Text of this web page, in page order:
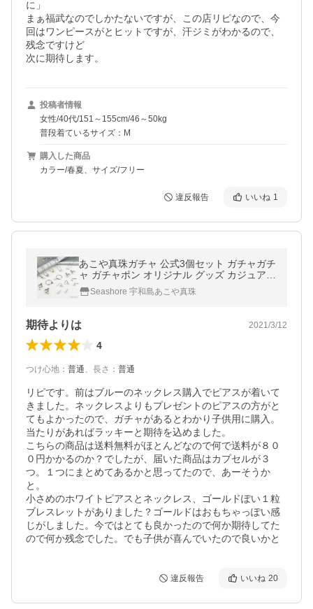
に」
まぁ福武なのでしかたないですが、この店リピなので、今
回はワンピースがとヒットですが、汗ジミがわかるので、
残念ですけど
次に期待します。
投稿者情報
女性/40代/151～155cm/46～50kg
普段着ているサイズ：M
購入した商品
カラー/春夏、サイズ/フリー
違反報告 いいね 1
あこや真珠ガチャ 公式3個セット ガチャガチ
ャ ガチャポン オリジナル グッズ カジュアル
アコヤ 真珠 ポイント利用 爆買
Seashore 宇和島あこや真珠
期待よりは 2021/3/12
4
つけ心地 ： 普通、 長さ ： 普通
リピです。前はブルーのネックレス購入でピアスが着いて
きました。ネックレスよりもプレゼントのピアスの方がと
てもよかったので、ガチャがあるとわかり子供用に購入。
当たりがあればラッキーと期待を込めました。
こちらの商品は送料無料がほとんどなので何で送料が８０
０円かかるのか？でしたが、届いた商品はカプセルが３
つ。１つにまとめてあるかと思ってたので、あーそうか
と。
小さめのホワイトピアスとネックレス、ゴールドぽい１粒
ブレスレットがありました？ゴールドはおもちゃっぽい感
じがしました。今ではとても良かったので何か期待してた
ので何か残念でした。でも子供が喜んでいたので良いかと
違反報告 いいね 20